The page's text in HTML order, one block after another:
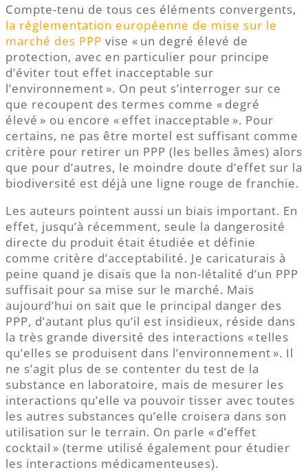
Compte-tenu de tous ces éléments convergents,
la réglementation européenne de mise sur le
marché des PPP vise « un degré élevé de
protection, avec en particulier pour principe
d’éviter tout effet inacceptable sur
l’environnement ». On peut s’interroger sur ce
que recoupent des termes comme « degré
élevé » ou encore « effet inacceptable ». Pour
certains, ne pas être mortel est suffisant comme
critère pour retirer un PPP (les belles âmes) alors
que pour d’autres, le moindre doute d’effet sur la
biodiversité est déjà une ligne rouge de franchie.
Les auteurs pointent aussi un biais important. En
effet, jusqu’à récemment, seule la dangerosité
directe du produit était étudiée et définie
comme critère d’acceptabilité. Je caricaturais à
peine quand je disais que la non-létalité d’un PPP
suffisait pour sa mise sur le marché. Mais
aujourd’hui on sait que le principal danger des
PPP, d’autant plus qu’il est insidieux, réside dans
la très grande diversité des interactions « telles
qu’elles se produisent dans l’environnement ». Il
ne s’agit plus de se contenter du test de la
substance en laboratoire, mais de mesurer les
interactions qu’elle va pouvoir tisser avec toutes
les autres substances qu’elle croisera dans son
utilisation sur le terrain. On parle « d’effet
cocktail » (terme utilisé également pour étudier
les interactions médicamenteuses).